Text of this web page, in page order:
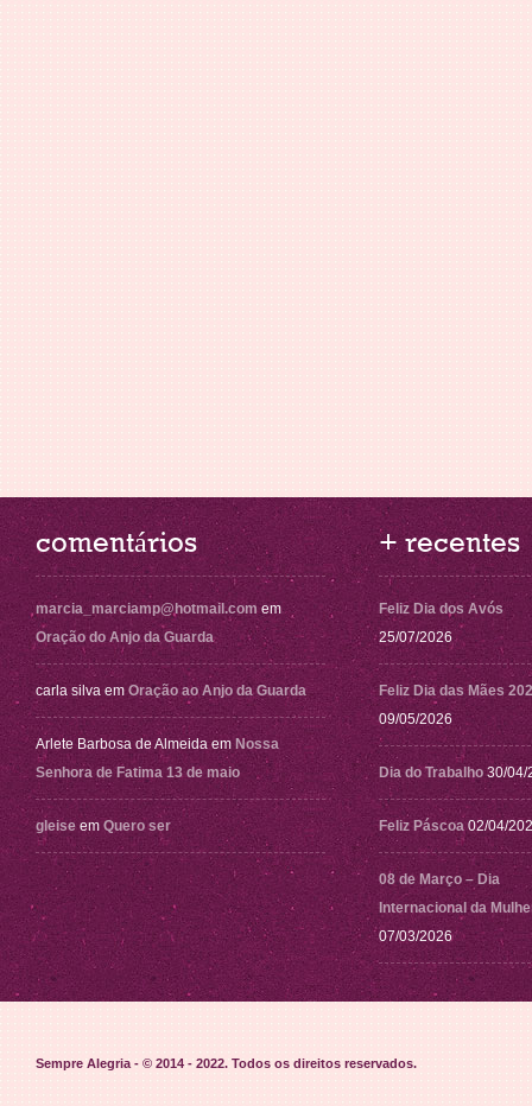
comentários
marcia_marciamp@hotmail.com em
Oração do Anjo da Guarda
carla silva em Oração ao Anjo da Guarda
Arlete Barbosa de Almeida em Nossa
Senhora de Fatima 13 de maio
gleise em Quero ser
+ recentes
Feliz Dia dos Avós
25/07/2026
Feliz Dia das Mães
09/05/2026
Dia do Trabalho 30/04/
Feliz Páscoa 02/04/
08 de Março – Dia
Internacional da
07/03/2026
Sempre Alegria - © 2014 - 2022. Todos os direitos reservados.